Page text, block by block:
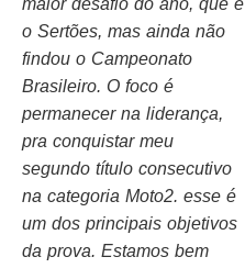
maior desafio do ano, que é
o Sertões, mas ainda não
findou o Campeonato
Brasileiro. O foco é
permanecer na liderança,
pra conquistar meu
segundo título consecutivo
na categoria Moto2. esse é
um dos principais objetivos
da prova. Estamos bem